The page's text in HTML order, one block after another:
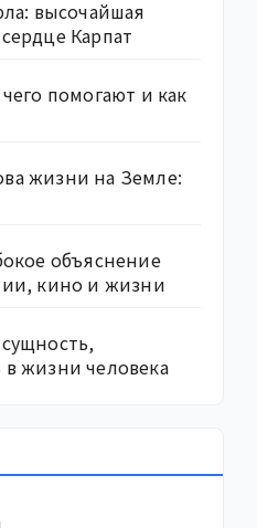
высочайшая
Карпат
помогают и как
жизни на Земле:
объяснение
кино и жизни
жизни человека